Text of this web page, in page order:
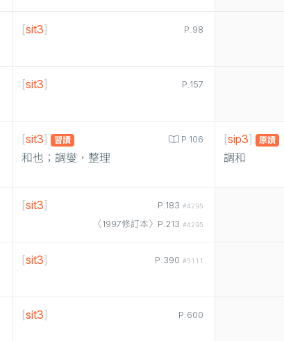
P.98
[sit3]
P.157
[sit3]
P.106
[sit3] 習讀
和也；調燮，整理
[sip3] 原讀
調和
P.183 #4295
〈1997修訂本〉P.213 #4295
[sit3]
P.390 #5111
[sit3]
P.600
[sit3]